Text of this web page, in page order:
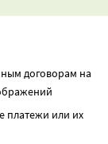
договорам на
платежи или их